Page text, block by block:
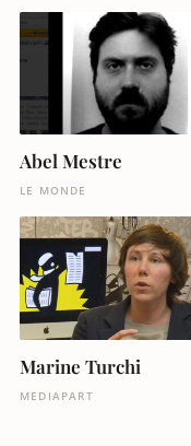
Abel Mestre
LE MONDE
Marine Turchi
MEDIAPART